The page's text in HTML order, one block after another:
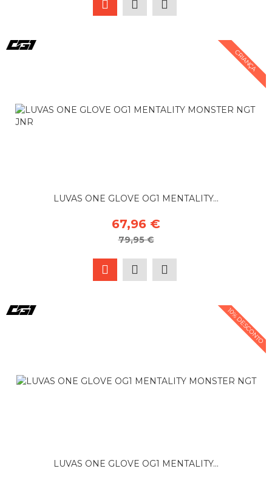
CRIANÇA
LUVAS ONE GLOVE OG1 MENTALITY...
67,96 €
79,95 €
10% DESCONTO
LUVAS ONE GLOVE OG1 MENTALITY...